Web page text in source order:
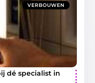
VERBOUWEN
dé specialist in